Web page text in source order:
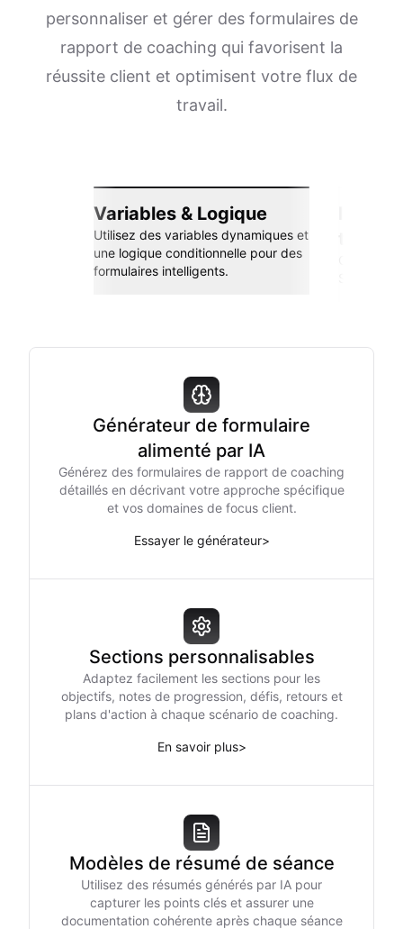
personnaliser et gérer des formulaires de
rapport de coaching qui favorisent la
réussite client et optimisent votre flux de
travail.
Variables & Logique
Utilisez des variables dynamiques et
une logique conditionnelle pour des
formulaires intelligents.
Générateur de formulaire
alimenté par IA
Générez des formulaires de rapport de coaching
détaillés en décrivant votre approche spécifique
et vos domaines de focus client.
Essayer le générateur>
Sections personnalisables
Adaptez facilement les sections pour les
objectifs, notes de progression, défis, retours et
plans d'action à chaque scénario de coaching.
En savoir plus>
Modèles de résumé de séance
Utilisez des résumés générés par IA pour
capturer les points clés et assurer une
documentation cohérente après chaque séance